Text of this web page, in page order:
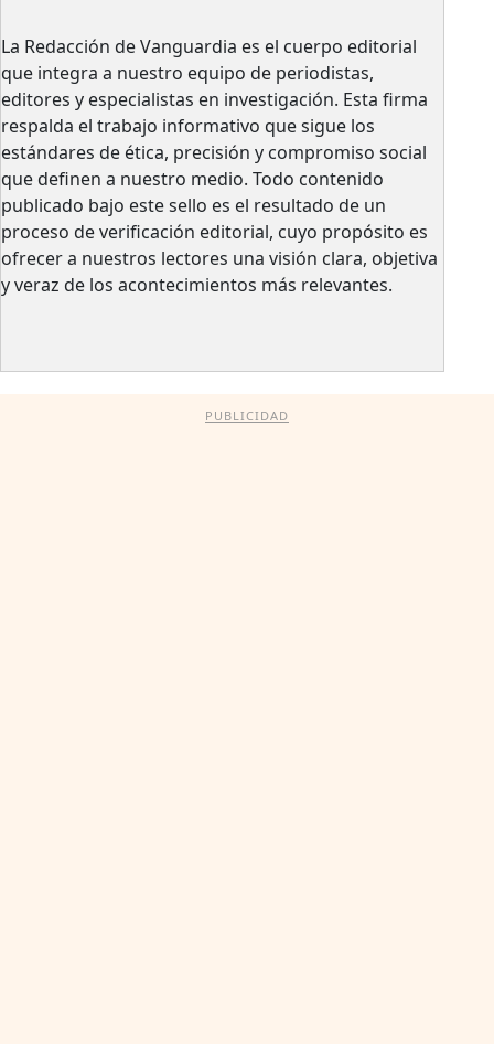
La Redacción de Vanguardia es el cuerpo editorial
que integra a nuestro equipo de periodistas,
editores y especialistas en investigación. Esta firma
respalda el trabajo informativo que sigue los
estándares de ética, precisión y compromiso social
que definen a nuestro medio. Todo contenido
publicado bajo este sello es el resultado de un
proceso de verificación editorial, cuyo propósito es
ofrecer a nuestros lectores una visión clara, objetiva
y veraz de los acontecimientos más relevantes.
PUBLICIDAD